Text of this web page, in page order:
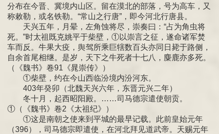
分布在今晋、冀境内山区。留在漠北的部落，号为高车，又
称敕勒，或名铁勒。“常山之行唐”，即今河北行唐县。
天兴五年，月晕，左角蚀将尽，崇奏曰：“占为角虫将
死。”时太祖既克姚平于柴壁，①以崇言之征，遂命诸军焚
车而反。牛果大疫，舆驾所乘巨犗数百头亦同日毙于路侧，
自余首尾相继。是岁，天下之牛死者十七八，麋鹿亦多死。
（《魏书》卷91《晁崇传》）
①柴壁，约在今山西临汾境内汾河东。
403年癸卯（北魏天兴六年，东晋元兴二年）
冬十月，起西昭阳殿。……司马德宗遣使朝贡。
①（《魏书》卷2《太祖纪》）
①这是南朝之使来到平城的最早记载。此前皇始元年
（396），司马德宗即遣使，在河北拜见道武帝。天赐元年